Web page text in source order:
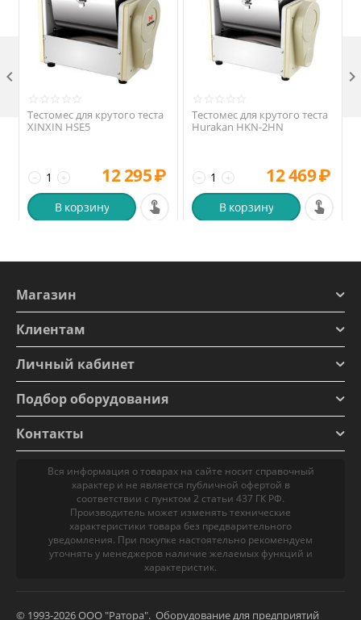
Тестомес для крутого теста
XINXIN HSE5
+
− 12 295₽
В корзину
Тестомес для крутого теста
Hurakan HKN-2HN
+
− 12 469₽
В корзину
 
Магазин
Клиентам
Личный кабинет
Подбор оборудования
Контакты
Вся информация о товарах на сайте носит справочный
характер и не является публичной офертой в
соответствии с пунктом 2 статьи 437 ГК РФ.
Производитель может изменять технические
характеристики товара без предварительного
уведомления. При покупке настоятельно рекомендуем
уточнять у менеджеров наличие желаемых функций и
характеристик.
© 1993-2026 ООО "Ратора". Оборудование для предприятий